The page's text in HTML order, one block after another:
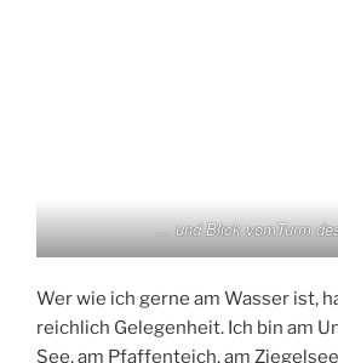
… und Blick vomTurm
Wer wie ich gerne am Wasser ist,
reichlich Gelegenheit. Ich bin am
See, am Pfaffenteich, am